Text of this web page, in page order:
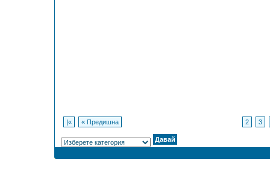
|« « Предишна 2 3